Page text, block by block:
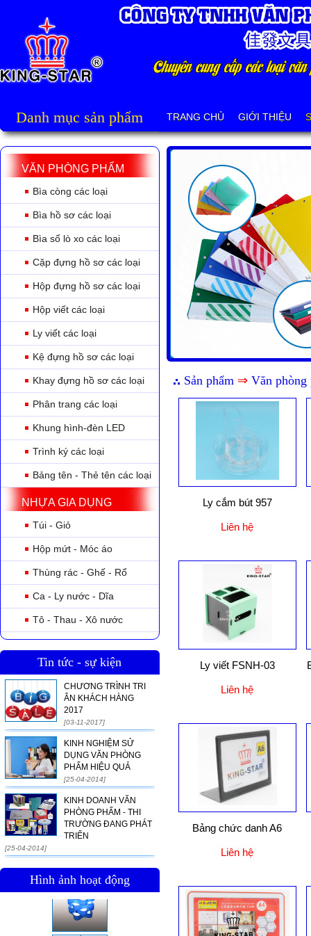
Danh mục sản phẩm TRANG CHỦ GIỚI THIỆU
VĂN PHÒNG PHẨM
Bìa còng các loại
Bìa hồ sơ các loại
Bìa sổ lò xo các loại
Cặp đựng hồ sơ các loại
Hộp đựng hồ sơ các loại
Hộp viết các loại
Ly viết các loại
Kệ đựng hồ sơ các loại
Khay đựng hồ sơ các loại
Phân trang các loại
Khung hình-đèn LED
Trình ký các loại
Bảng tên - Thẻ tên các loại
NHỰA GIA DỤNG
Túi - Giỏ
Hộp mứt - Móc áo
Thùng rác - Ghế - Rổ
Ca - Ly nước - Dĩa
Tô - Thau - Xô nước
Tin tức - sự kiện
CHƯƠNG TRÌNH TRI
ÂN KHÁCH HÀNG
2017
[03-11-2017]
KINH NGHIỆM SỬ
DỤNG VĂN PHÒNG
PHẨM HIỆU QUẢ
[25-04-2014]
KINH DOANH VĂN
PHÒNG PHẨM - THI
TRƯỜNG ĐANG PHÁT
TRIỂN
[25-04-2014]
Hình ảnh hoạt động
Sản phẩm ⇒ Văn phòng
Ly cắm bút 957
Liên hệ
Ly viết FSNH-03
Liên hệ
Bảng chức danh A6
Liên hệ